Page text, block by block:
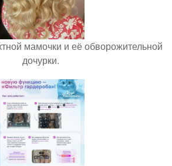
мамочки и её обворожительной
дочурки.